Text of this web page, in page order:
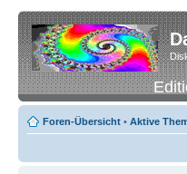
Foren-Übersicht • Aktive